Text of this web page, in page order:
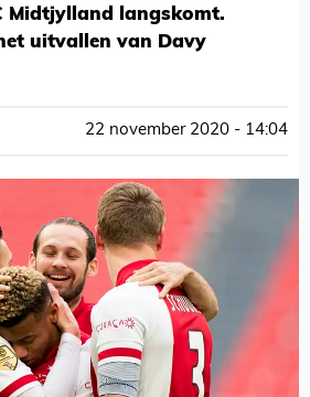
Midtjylland langskomt.
uitvallen van Davy
22 november 2020 - 14:04